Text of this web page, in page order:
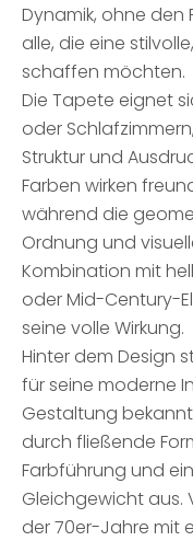
Dynamik, ohne den
alle, die eine
schaffen möchten.
Die Tapete eignet
oder
Struktur und
Farben wirken
während die
Ordnung und
Kombination mit
oder Mid-Century-
seine volle Wirkung.
Hinter dem Design
für seine moderne
Gestaltung
durch fließende
Farbführung und
Gleichgewicht aus.
der 70er-Jahre mit